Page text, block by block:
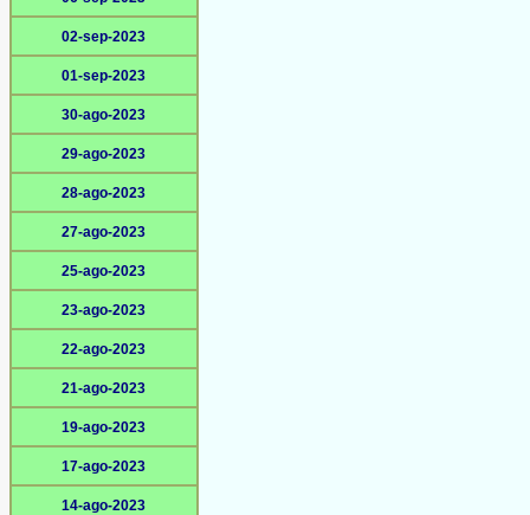
02-sep-2023
01-sep-2023
30-ago-2023
29-ago-2023
28-ago-2023
27-ago-2023
25-ago-2023
23-ago-2023
22-ago-2023
21-ago-2023
19-ago-2023
17-ago-2023
14-ago-2023